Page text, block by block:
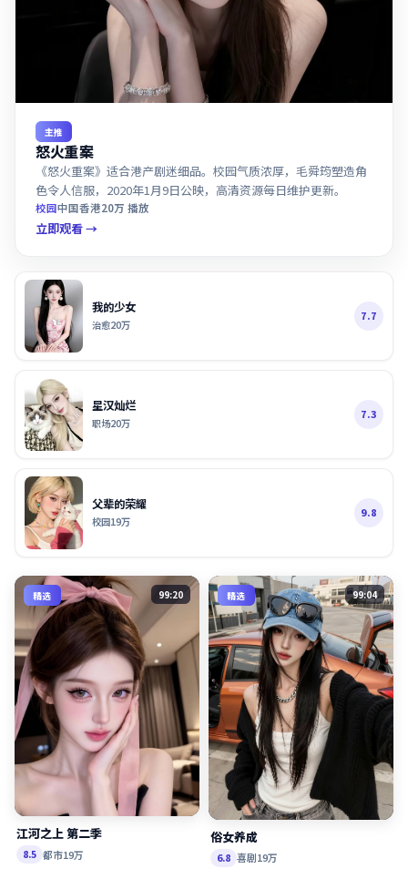
主推
怒火重案
《怒火重案》适合港产剧迷细品。校园气质浓厚，毛舜筠塑造角
色令人信服，2020年1月9日公映，高清资源每日维护更新。
校园中国香港20万 播放
立即观看 →
我的少女
治愈20万
7.7
星汉灿烂
职场20万
7.3
父辈的荣耀
校园19万
9.8
精选 99:20
江河之上 第二季
8.5 都市19万
精选 99:04
俗女养成
6.8 喜剧19万